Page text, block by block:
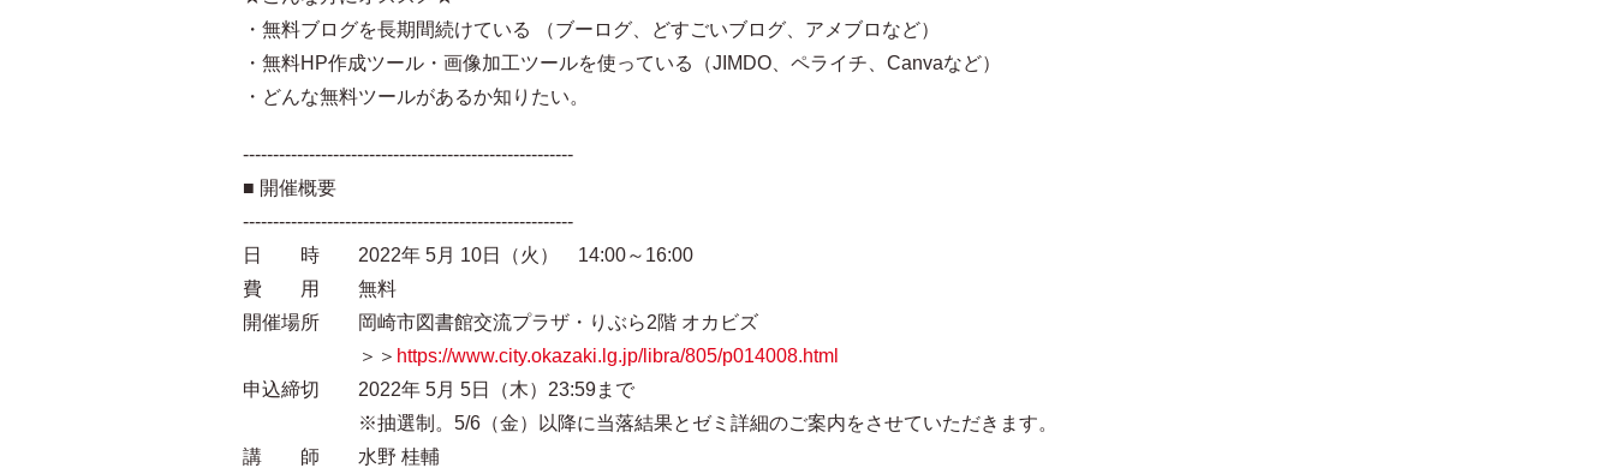
・無料ブログを長期間続けている （ブーログ、どすごいブログ、アメブロなど）
・無料HP作成ツール・画像加工ツールを使っている（JIMDO、ペライチ、Canvaなど）
・どんな無料ツールがあるか知りたい。
-------------------------------------------------------
■ 開催概要
-------------------------------------------------------
日 時 2022年 5月 10日（火） 14:00～16:00
費 用 無料
開催場所 岡崎市図書館交流プラザ・りぶら2階 オカビズ
＞＞ https://www.city.okazaki.lg.jp/libra/805/p014008.html
申込締切 2022年 5月 5日（木）23:59まで
※抽選制。5/6（金）以降に当落結果とゼミ詳細のご案内をさせていただきます。
講 師 水野 桂輔